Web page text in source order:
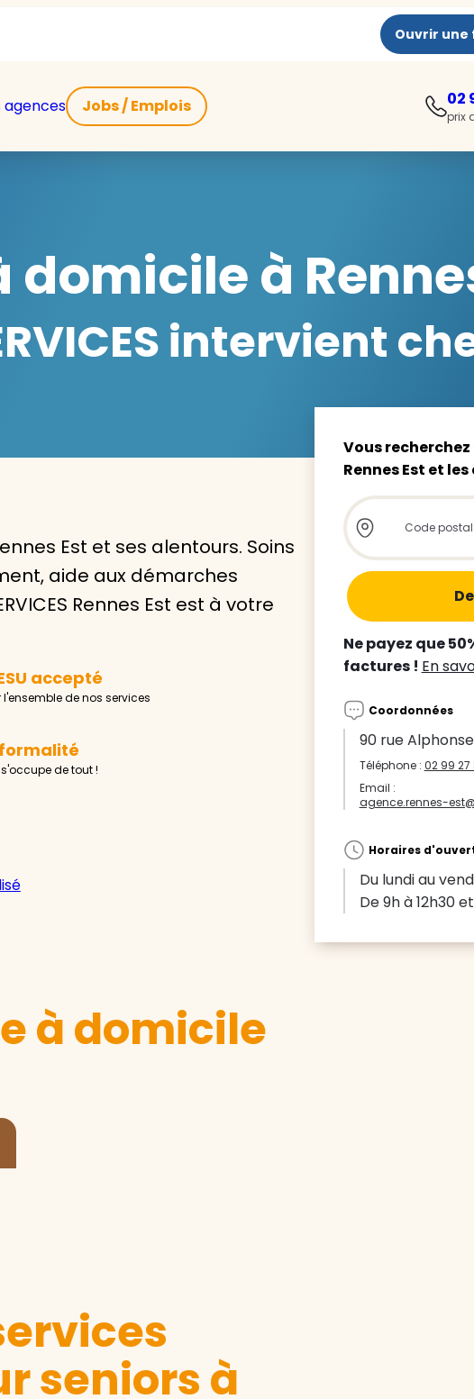
Ouvrir une
agences Jobs / Emplois 02
prix
VIVASERVICES, trouvez le
à domicile qui vous
!
l’entretien de votre logement, la garde de votre enfant
l’accompagnement d’un parent, nos intervenants à
sont là pour vous épauler.
un devis gratuit
Trouver mon agence
à
intervient
Est et ses alentours. Soins
aide aux démarches
Rennes Est est à votre
accepté
l'ensemble de nos services
de tout !
à domicile
seniors à
Vous
Rennes Est et
Store
Rechercher
Ne payez que
factures ! En
Coordonnées
90 rue
Téléphone : 02 99 27
Email :
agence.rennes-
Horaires
Du lundi au
De 9h à 12h30